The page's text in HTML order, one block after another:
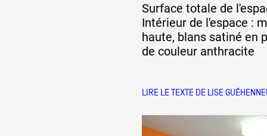
Surface totale de
Intérieur de l'espace :
haute, blans satiné en
de couleur anthracite
LIRE LE TEXTE DE LISE